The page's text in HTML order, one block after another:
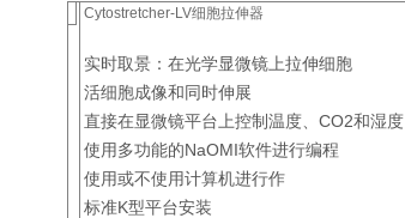
Cytostretcher-LV细胞拉伸器
实时取景：在光学显微镜上拉伸细胞
活细胞成像和同时伸展
直接在显微镜平台上控制温度、CO2和湿度
使用多功能的NaOMI软件进行编程
使用或不使用计算机进行作
标准K型平台安装